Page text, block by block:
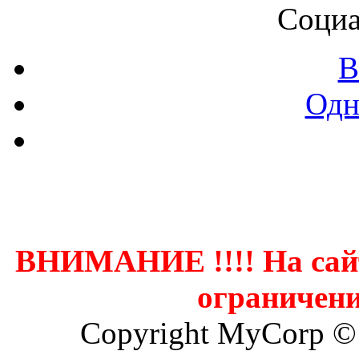
ВНИМАНИЕ !!!! На
Copyright MyCorp